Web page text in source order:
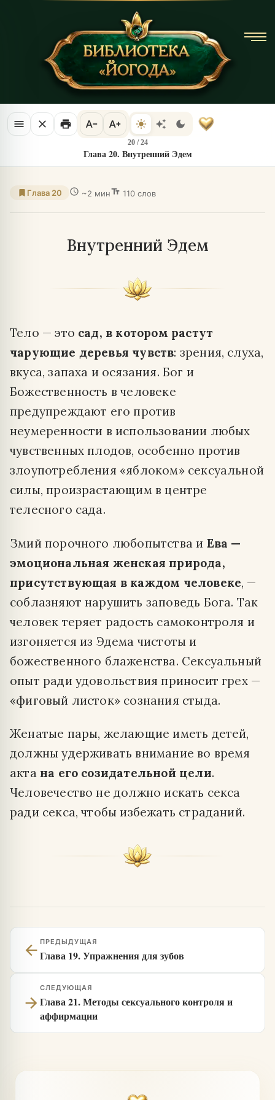
menu
20/24
Глава 20. Внутренний Эдем
close print text_decrease text_increase light_mode auto_awesome dark_mode
bookmark Глава 20 schedule ~2 минtext_fields 110 слов
Внутренний Эдем
Тело — это сад, в котором растут
чарующие деревья чувств: зрения, слуха,
вкуса, запаха и осязания. Бог и
Божественность в человеке
предупреждают его против
неумеренности в использовании любых
чувственных плодов, особенно против
злоупотребления «яблоком» сексуальной
силы, произрастающим в центре
телесного сада.
Змий порочного любопытства и Ева —
эмоциональная женская природа,
присутствующая в каждом человеке, —
соблазняют нарушить заповедь Бога. Так
человек теряет радость самоконтроля и
изгоняется из Эдема чистоты и
божественного блаженства. Сексуальный
опыт ради удовольствия приносит грех —
«фиговый листок» сознания стыда.
Женатые пары, желающие иметь детей,
должны удерживать внимание во время
акта на его созидательной цели.
Человечество не должно искать секса
ради секса, чтобы избежать страданий.
arrow_back ПРЕДЫДУЩАЯ
Глава 19. Упражнения для зубов
arrow_forward
СЛЕДУЮЩАЯ
Глава 21. Методы сексуального контроля и
аффирмации